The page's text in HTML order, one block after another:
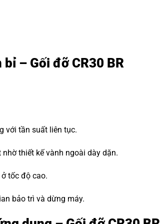
– Gối đỡ CR30 BR
với tần suất liên tục.
thiết kế vành ngoài dày dặn.
tốc độ cao.
bảo trì và dừng máy.